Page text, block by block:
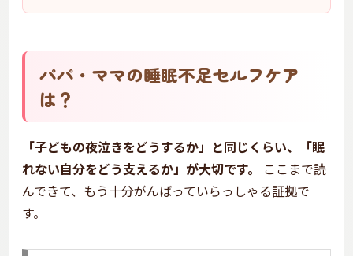
パパ・ママの睡眠不足セルフケア
は？
「子どもの夜泣きをどうするか」と同じくらい、「眠
れない自分をどう支えるか」が大切です。
ここまで読
んできて、もう十分がんばっていらっしゃる証拠で
す。